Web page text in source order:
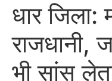
धार जिला:
राजधानी,
भी सांस